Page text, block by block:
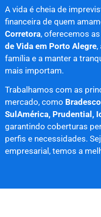
A vida é cheia de
financeira de quem
Corretora, oferecemos
de Vida em Porto Alegre,
família e a manter a
mais importam.
Trabalhamos com as
mercado, como
SulAmérica, Prudential,
garantindo coberturas
perfis e necessidades.
empresarial, temos a